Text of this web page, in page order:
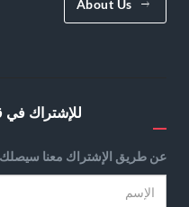
About Us
للإشتراك في
عن طريق الإشتراك معنا سيصلك